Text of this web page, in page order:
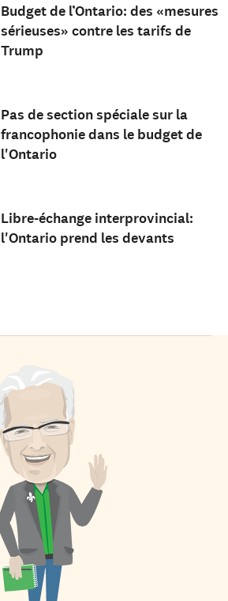
Budget de l’Ontario: des «mesures
sérieuses» contre les tarifs de
Trump
Pas de section spéciale sur la
francophonie dans le budget de
l'Ontario
Libre-échange interprovincial:
l'Ontario prend les devants